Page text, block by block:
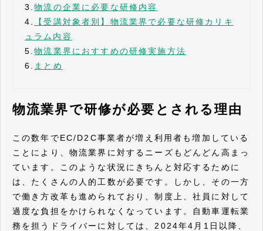
3.物流の企業に必要な研修内容
4.
【受講対象者別】物流業界で必要な研修カリキ
ュラム内容
5.物流業界におすすめの研修実施方法
6.
まとめ
物流業界で研修が必要とされる理由
この数年でEC/D2C事業者が増え利用者も増加している
ことにより、物流業界に対するニーズもどんどん高まっ
ています。このような状況にきちんと対応するために
は、たくさんの人的工数が必要です。しかし、その一方
で働き方改革も進められており、制度上、社員に対して
過度な負担をかけられなくなっています。自動車運転業
務を担うドライバーに対しては、2024年4月1日以降、